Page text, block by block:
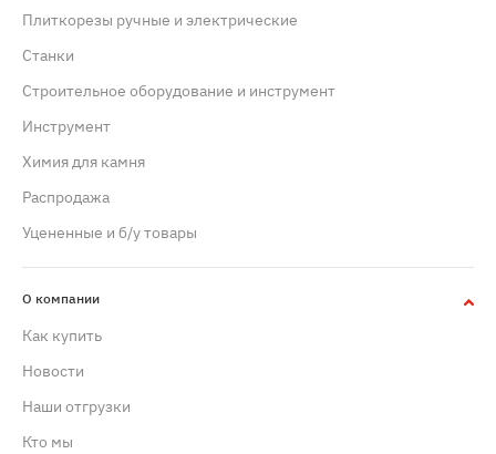
Плиткорезы ручные и электрические
Станки
Строительное оборудование и инструмент
Инструмент
Химия для камня
Распродажа
Уцененные и б/у товары
О компании
Как купить
Новости
Наши отгрузки
Кто мы